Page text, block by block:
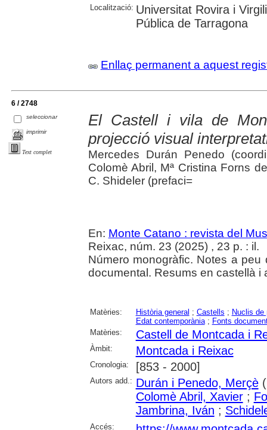
Localització: Universitat Rovira i
Pública de Tarragona
Enllaç permanent a aquest
6 / 2748
seleccionar
imprimir
Text complet
El Castell i vila de
projecció visual
Mercedes Durán Penedo
Colomè Abril, Mª Cristina Forns
C. Shideler (prefaci=
En: Monte Catano : revista del
Reixac, núm. 23 (2025) , 23 p. : il.
Número monogràfic. Notes a
documental. Resums en castellà i
Matèries: Història general ; Castells ; Nuclis de
Edat contemporània; Fonts
Matèries:
Castell de Montcada i
Àmbit: Montcada i Reixac
Cronologia: [853 - 2000]
Autors add.: Durán i Penedo, Merçè
Colomè Abril, Xavier;
Jambrina, Iván ;
Accés: